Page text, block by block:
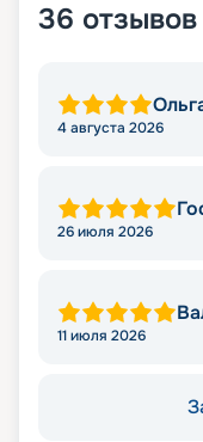
36 отзывов
4 августа 2026
26 июля 2026
11 июля 2026